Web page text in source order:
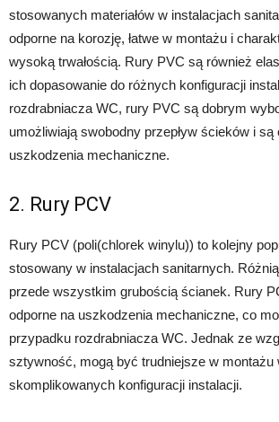
stosowanych materiałów w instalacjach
odporne na korozję, łatwe w montażu i
wysoką trwałością. Rury PVC są również
ich dopasowanie do różnych konfiguracji
rozdrabniacza WC, rury PVC są dobrym
umożliwiają swobodny przepływ ścieków i są
uszkodzenia mechaniczne.
2. Rury PCV
Rury PCV (poli(chlorek winylu)) to kolejny
stosowany w instalacjach sanitarnych.
przede wszystkim grubością ścianek. Rury
odporne na uszkodzenia mechaniczne, co
przypadku rozdrabniacza WC. Jednak ze
sztywność, mogą być trudniejsze w montażu
skomplikowanych konfiguracji instalacji.